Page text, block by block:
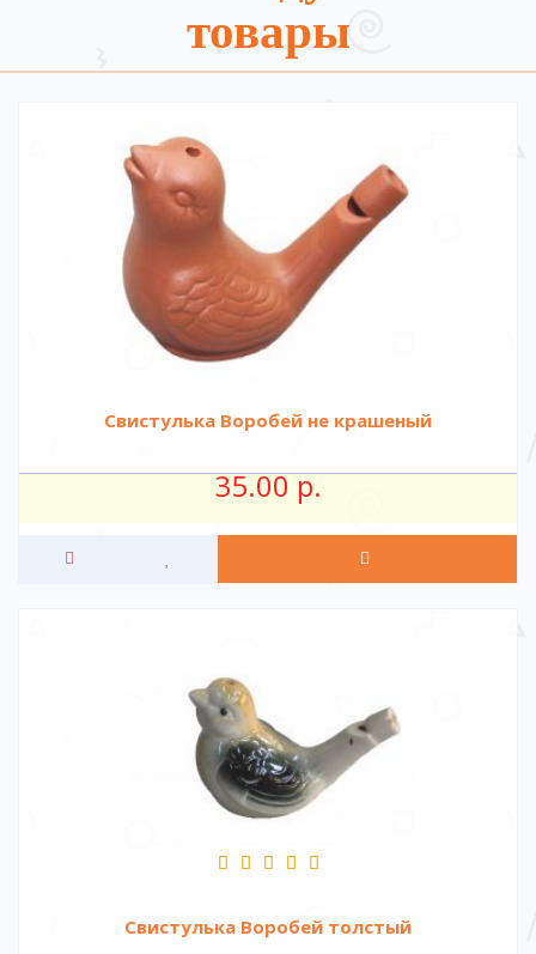
товары
Свистулька Воробей не крашеный
35.00 р.
Свистулька Воробей толстый